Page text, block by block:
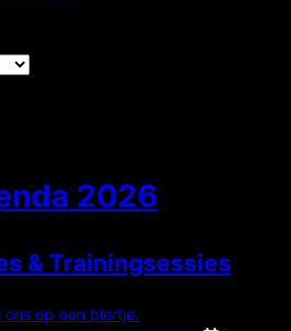
2026
& Trainingsessies
op een biertje.